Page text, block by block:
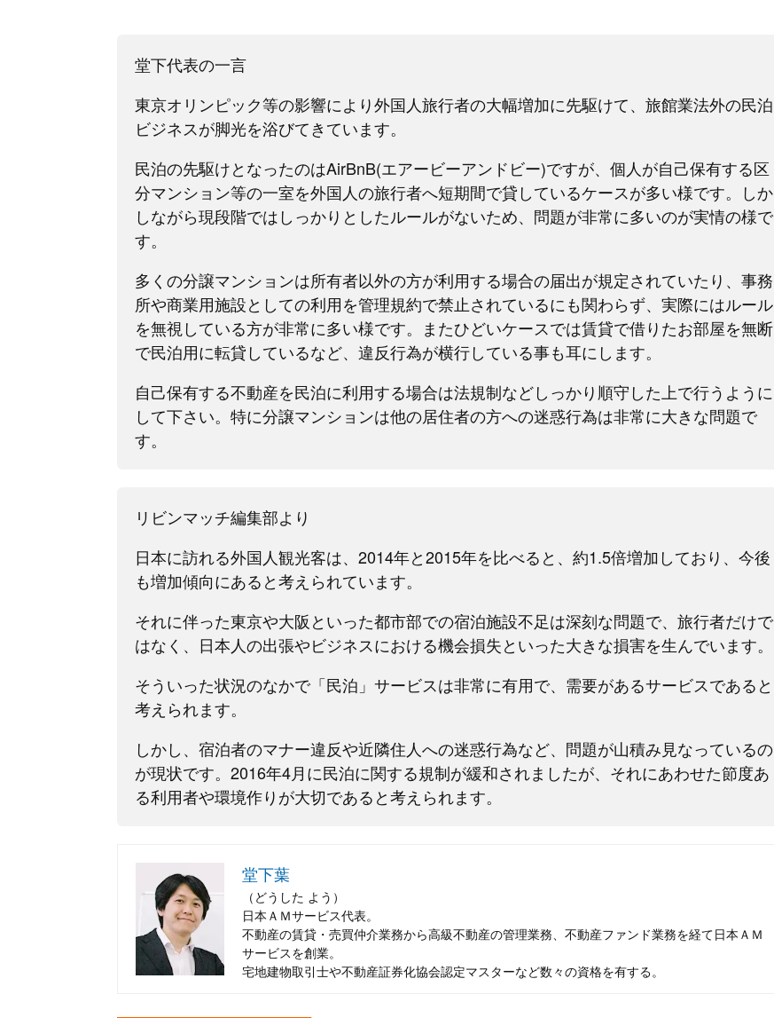
堂下代表の一言
東京オリンピック等の影響により外国人旅行者の大幅増加に先駆けて、旅館業法外の民泊
ビジネスが脚光を浴びてきています。
民泊の先駆けとなったのはAirBnB(エアービーアンドビー)ですが、個人が自己保有する区
分マンション等の一室を外国人の旅行者へ短期間で貸しているケースが多い様です。しか
しながら現段階ではしっかりとしたルールがないため、問題が非常に多いのが実情の様で
す。
多くの分譲マンションは所有者以外の方が利用する場合の届出が規定されていたり、事務
所や商業用施設としての利用を管理規約で禁止されているにも関わらず、実際にはルール
を無視している方が非常に多い様です。またひどいケースでは賃貸で借りたお部屋を無断
で民泊用に転貸しているなど、違反行為が横行している事も耳にします。
自己保有する不動産を民泊に利用する場合は法規制などしっかり順守した上で行うように
して下さい。特に分譲マンションは他の居住者の方への迷惑行為は非常に大きな問題で
す。
リビンマッチ編集部より
日本に訪れる外国人観光客は、2014年と2015年を比べると、約1.5倍増加しており、今後
も増加傾向にあると考えられています。
それに伴った東京や大阪といった都市部での宿泊施設不足は深刻な問題で、旅行者だけで
はなく、日本人の出張やビジネスにおける機会損失といった大きな損害を生んでいます。
そういった状況のなかで「民泊」サービスは非常に有用で、需要があるサービスであると
考えられます。
しかし、宿泊者のマナー違反や近隣住人への迷惑行為など、問題が山積み見なっているの
が現状です。2016年4月に民泊に関する規制が緩和されましたが、それにあわせた節度あ
る利用者や環境作りが大切であると考えられます。
堂下葉
（どうした よう）
日本ＡＭサービス代表。
不動産の賃貸・売買仲介業務から高級不動産の管理業務、不動産ファンド業務を経て日本ＡＭ
サービスを創業。
宅地建物取引士や不動産証券化協会認定マスターなど数々の資格を有する。